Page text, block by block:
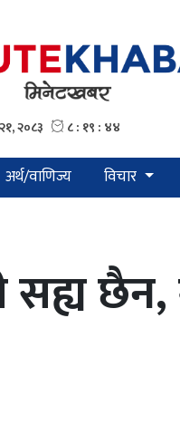
अर्थ/वाणिज्य विचार
छैन,